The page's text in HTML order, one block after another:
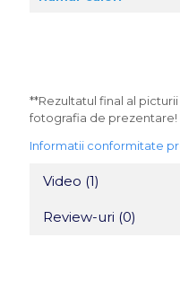
**Rezultatul final al
fotografia de prezentare!
Informatii conformitate
Video (1)
Review-uri (0)